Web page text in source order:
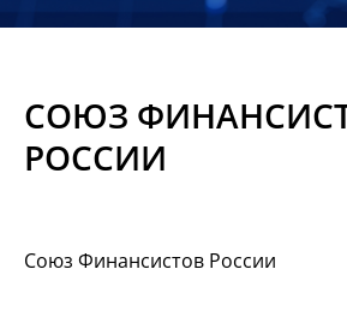
Материалы
СОЮЗ
РОССИИ
Союз Финансистов России